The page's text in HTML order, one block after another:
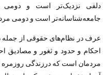
دلفی نزدیک‌تر است و دومی
جامعه‌شناسانه‌تر است و دومی
عرف در نظام‌های حقوقی از جمله
احکام و حدود و ثغور و
مردمان است که درزندگی روزمره